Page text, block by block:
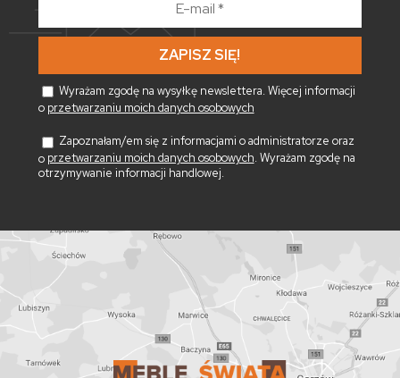
*
Wyrażam zgodę na wysyłkę newslettera. Więcej informacji
o przetwarzaniu moich danych osobowych
Zapoznałam/em się z informacjami o administratorze oraz
o przetwarzaniu moich danych osobowych. Wyrażam zgodę na
otrzymywanie informacji handlowej.